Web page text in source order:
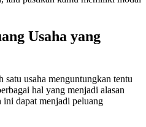
Usaha yang
satu usaha menguntungkan tentu
hal yang menjadi alasan
ini dapat menjadi peluang